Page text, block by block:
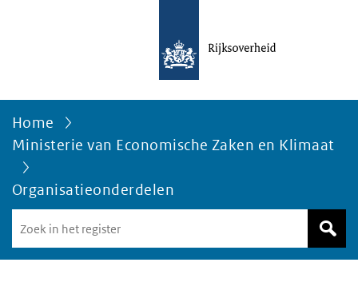
Home
Ministerie van Economische Zaken en Klimaat
Organisatieonderdelen
in
het